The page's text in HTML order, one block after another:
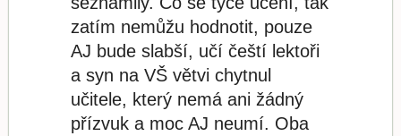
zatím nemůžu hodnotit, pouze
AJ bude slabší, učí čeští lektoři
a syn na VŠ větvi chytnul
učitele, který nemá ani žádný
přízvuk a moc AJ neumí. Oba